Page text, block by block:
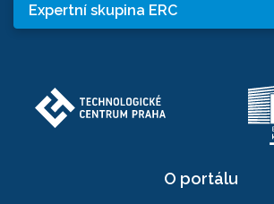
Expertní skupina ERC
O portálu